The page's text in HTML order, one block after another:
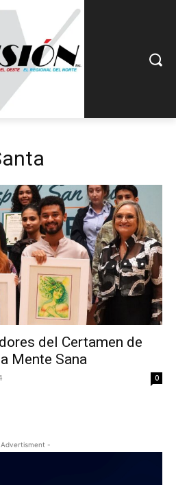
del Certamen de
Mente Sana
0
-